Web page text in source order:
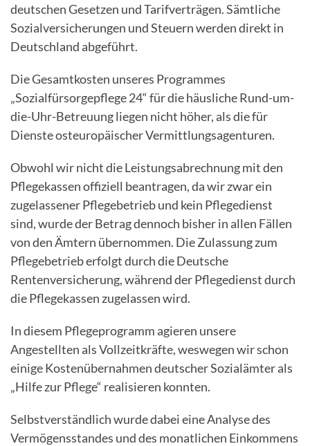
deutschen Gesetzen und Tarifverträgen. Sämtliche
Sozialversicherungen und Steuern werden direkt in
Deutschland abgeführt.
Die Gesamtkosten unseres Programmes
„Sozialfürsorgepflege 24“ für die häusliche Rund-um-
die-Uhr-Betreuung liegen nicht höher, als die für
Dienste osteuropäischer Vermittlungsagenturen.
Obwohl wir nicht die Leistungsabrechnung mit den
Pflegekassen offiziell beantragen, da wir zwar ein
zugelassener Pflegebetrieb und kein Pflegedienst
sind, wurde der Betrag dennoch bisher in allen Fällen
von den Ämtern übernommen. Die Zulassung zum
Pflegebetrieb erfolgt durch die Deutsche
Rentenversicherung, während der Pflegedienst durch
die Pflegekassen zugelassen wird.
In diesem Pflegeprogramm agieren unsere
Angestellten als Vollzeitkräfte, weswegen wir schon
einige Kostenübernahmen deutscher Sozialämter als
„Hilfe zur Pflege“ realisieren konnten.
Selbstverständlich wurde dabei eine Analyse des
Vermögensstandes und des monatlichen Einkommens